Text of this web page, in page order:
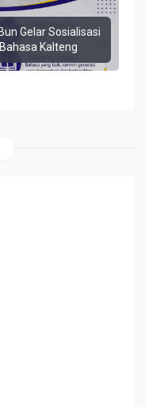
Gelar Sosialisasi
Kalteng